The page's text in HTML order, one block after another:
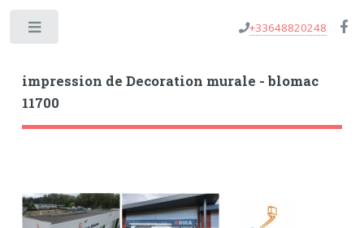
impression de Decoration murale - blomac
11700
+33648820248